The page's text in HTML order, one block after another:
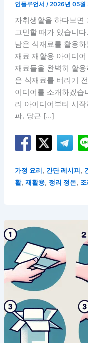
인플루언서 /2026년 05월
자취생활을 하다보면
고민할 때가 있습니
남은 식재료를 활용
재료 재활용 아이디
재료들을 완벽히 활
은 식재료를 버리기
이디어를 소개하겠습
리 아이디어부터 시
파, 당근 […]
가정 요리 , 간단 레시피 ,
활, 재활용, 정리 정돈, 조